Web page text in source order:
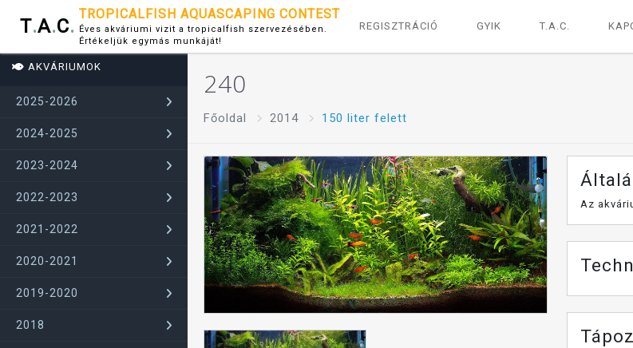
T.A.C.
TROPICALFISH AQUASCAPING CONTEST
Éves akváriumi vizit a tropicalfish szervezésében.
Értékeljük egymás munkáját!
REGISZTRÁCIÓ GYIK T.A.C.
AKVÁRIUMOK
2025-2026
2024-2025
2023-2024
2022-2023
2021-2022
2020-2021
2019-2020
2018
240
Főoldal 2014 150 liter felett
Az